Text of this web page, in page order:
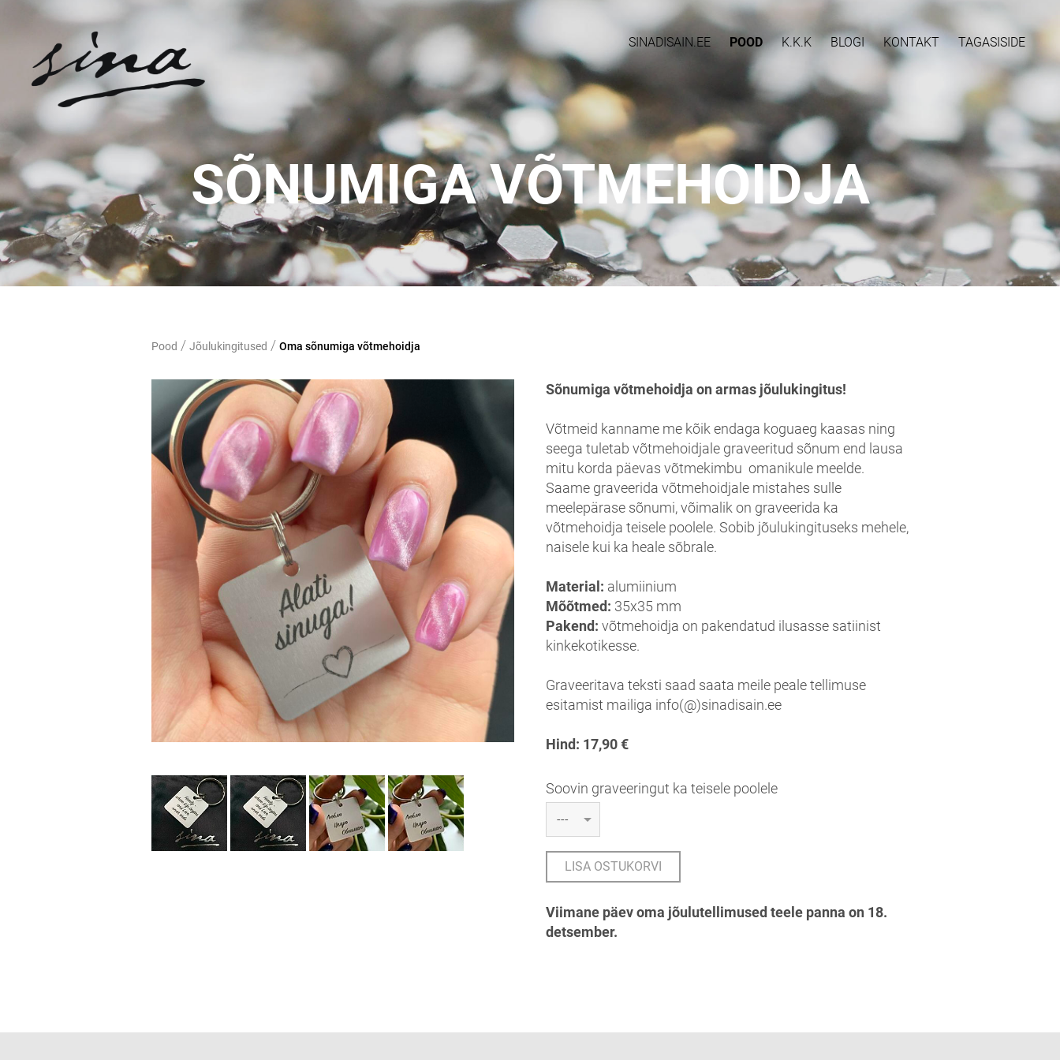
SINADISAIN.EE POOD K.K.K BLOGI KONTAKT TAGASISIDE
SÕNUMIGA VÕTMEHOIDJA
Pood / Jõulukingitused / Oma sõnumiga võtmehoidja
Sõnumiga võtmehoidja on armas jõulukingitus!
Võtmeid kanname me kõik endaga koguaeg kaasas ning
seega tuletab võtmehoidjale graveeritud sõnum end lausa
mitu korda päevas võtmekimbu omanikule meelde.
Saame graveerida võtmehoidjale mistahes sulle
meelepärase sõnumi, võimalik on graveerida ka
võtmehoidja teisele poolele. Sobib jõulukingituseks mehele,
naisele kui ka heale sõbrale.
Material: alumiinium
Mõõtmed: 35x35 mm
Pakend: võtmehoidja on pakendatud ilusasse satiinist
kinkekotikesse.
Graveeritava teksti saad saata meile peale tellimuse
esitamist mailiga info(@)sinadisain.ee
Hind: 17,90 €
Soovin graveeringut ka teisele poolele
LISA OSTUKORVI
Viimane päev oma jõulutellimused teele panna on 18.
detsember.